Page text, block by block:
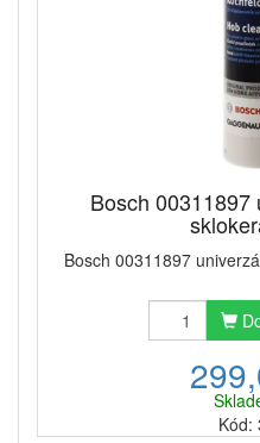
Bosch
Bosch 00311897
Kód: